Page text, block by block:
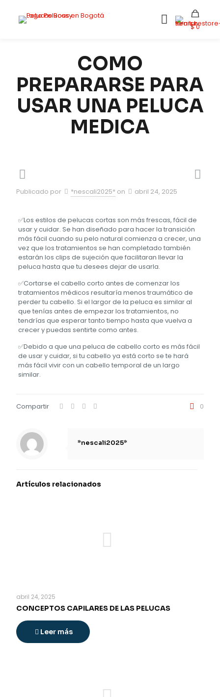
$ 0
COMO
PREPARARSE PARA
USAR UNA PELUCA
MEDICA
Publicado por *nescali2025* on abril 24, 2025
✅Los estilos de pelucas cortas son más frescas, fácil de
usar y cuidar. Se han diseñado para hacer la transición
más fácil cuando su pelo natural comienza a crecer, una
vez que los tratamientos se han completado también
estarán los clips de sujeción que facilitaran llevar la
peluca hasta que tu desees dejar de usarla.
✅Cortarse el cabello corto antes de comenzar los
tratamientos médicos resultaría menos traumático de
perder tu cabello. Si el largor de la peluca es similar al
que tenías antes de empezar los tratamientos, no
tendrías que esperar tanto tiempo hasta que vuelva a
crecer y puedas sentirte como antes.
✅Debido a que una peluca de cabello corto es más fácil
de usar y cuidar, si tu cabello ya está corto se te hará
más fácil vivir con un cabello temporal de un largo
similar.
Compartir 0
*nescali2025*
Artículos relacionados
abril 24, 2025
CONCEPTOS CAPILARES DE LAS PELUCAS
Leer más